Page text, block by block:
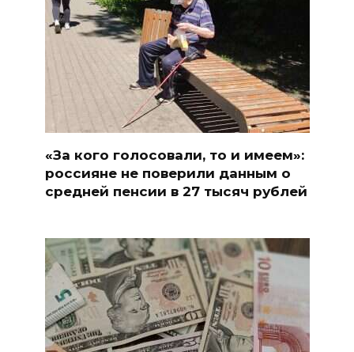
«За кого голосовали, то и имеем»:
россияне не поверили данным о
средней пенсии в 27 тысяч рублей